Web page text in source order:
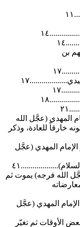
(عجَّل الله
للعادة، وذكر
المهدي (عجَّل
فرجه) يموت ثم
المهدي (عجَّل
ثم تغيّر